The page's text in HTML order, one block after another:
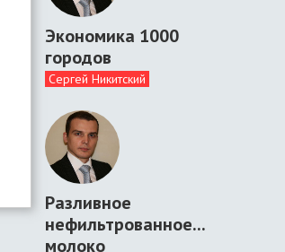
Экономика 1000
городов
Сергей Никитский
Разливное
нефильтрованное...
молоко